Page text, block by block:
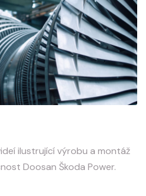
ilustrující výrobu a montáž
Doosan Škoda Power.